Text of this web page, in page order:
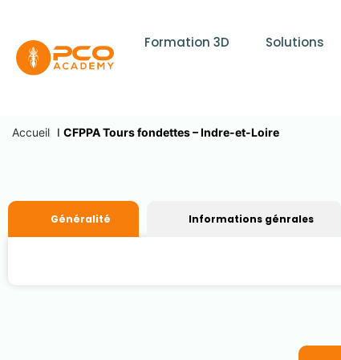
Formation 3D Solutions
Accueil I CFPPA Tours fondettes – Indre-et-Loire
Généralité Informations génrales